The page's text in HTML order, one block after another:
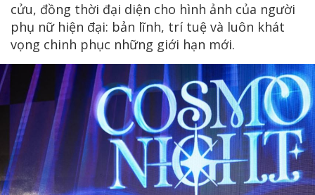
cửu, đồng thời đại diện cho hình ảnh của người
phụ nữ hiện đại: bản lĩnh, trí tuệ và luôn khát
vọng chinh phục những giới hạn mới.